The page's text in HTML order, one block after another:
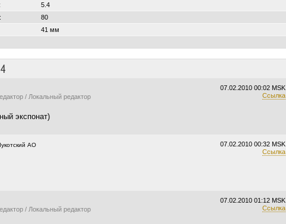
5.4
80
41 мм
4
07.02.2010 00:02 MSK
Ссылка
/ Локальный редактор
экспонат)
07.02.2010 00:32 MSK
Ссылка
АО
07.02.2010 01:12 MSK
Ссылка
/ Локальный редактор